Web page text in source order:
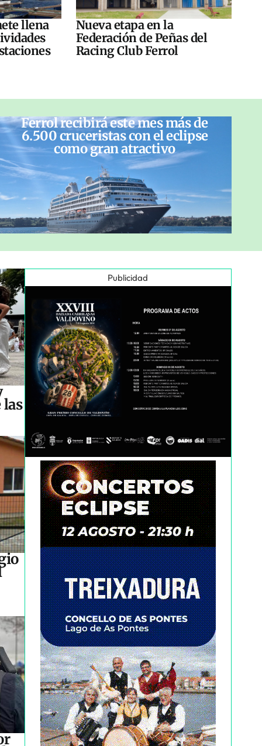
llena
Nueva etapa en la
Federación de Peñas del
Racing Club Ferrol
Ferrol recibirá este mes más de
6.500 cruceristas con el eclipse
como gran atractivo
las
Publicidad